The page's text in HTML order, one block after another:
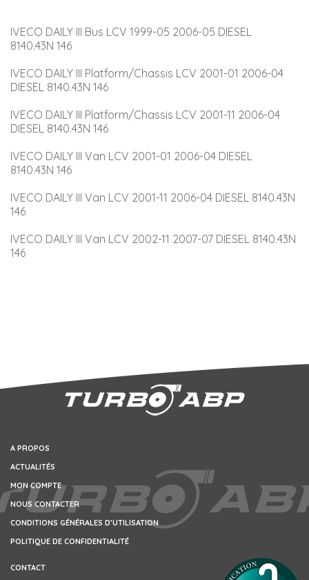
IVECO DAILY III Bus LCV 1999-05 2006-05 DIESEL
8140.43N 146
IVECO DAILY III Platform/Chassis LCV 2001-01 2006-04
DIESEL 8140.43N 146
IVECO DAILY III Platform/Chassis LCV 2001-11 2006-04
DIESEL 8140.43N 146
IVECO DAILY III Van LCV 2001-01 2006-04 DIESEL
8140.43N 146
IVECO DAILY III Van LCV 2001-11 2006-04 DIESEL 8140.43N
146
IVECO DAILY III Van LCV 2002-11 2007-07 DIESEL 8140.43N
146
A PROPOS
ACTUALITÉS
MON COMPTE
NOUS CONTACTER
CONDITIONS GÉNÉRALES D’UTILISATION
POLITIQUE DE CONFIDENTIALITÉ
CONTACT